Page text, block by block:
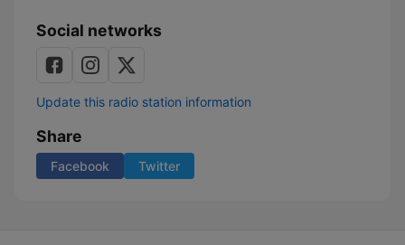
Social networks
Update this radio station information
Share
Facebook Twitter